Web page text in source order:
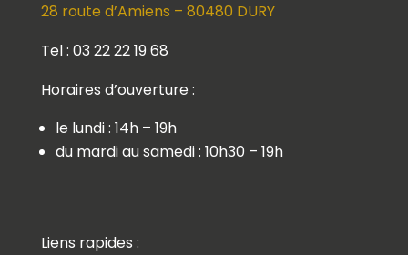
28 route d’Amiens – 80480 DURY
Tel : 03 22 22 19 68
Horaires d’ouverture :
le lundi : 14h – 19h
du mardi au samedi : 10h30 – 19h
Liens rapides :